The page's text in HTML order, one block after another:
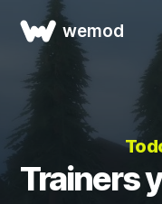
wemod
Trainers